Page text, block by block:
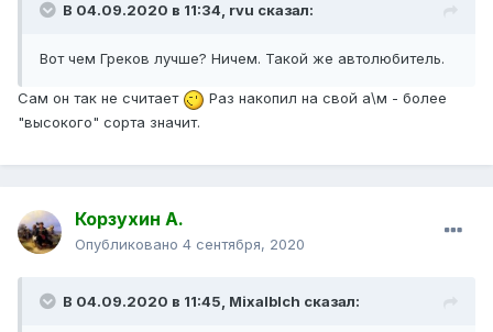
В 04.09.2020 в 11:34, rvu сказал:
Вот чем Греков лучше? Ничем. Такой же автолюбитель.
Сам он так не считает
Раз накопил на свой а\м - более
"высокого" сорта значит.
Корзухин А.
Опубликовано 4 сентября, 2020
В 04.09.2020 в 11:45, Mixalblch сказал: